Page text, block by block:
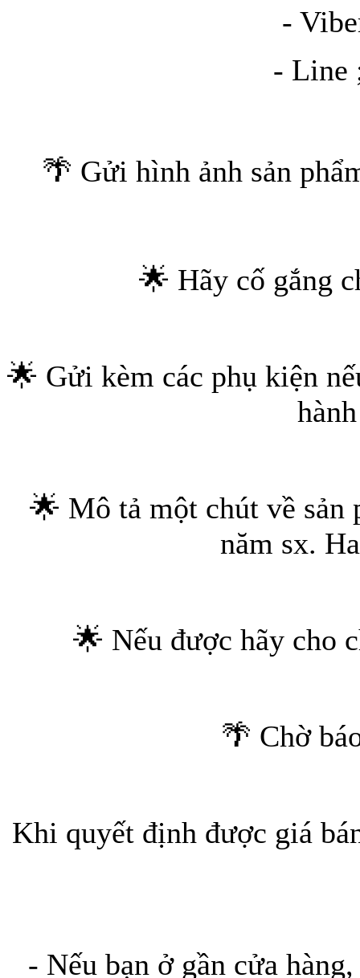
- Viber
- Line ;
🌴 Gửi hình ảnh sản
🌟 Hãy cố gắng
🌟 Gửi kèm các phụ kiện
🌟 Mô tả một chút về sản
năm sx.
🌟 Nếu được hãy cho
🌴 Chờ
Khi quyết định được giá
- Nếu bạn ở gần cửa